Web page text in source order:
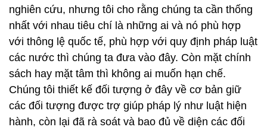
nghiên cứu, nhưng tôi cho rằng chúng ta cần thống
nhất với nhau tiêu chí là những ai và nó phù hợp
với thông lệ quốc tế, phù hợp với quy định pháp luật
các nước thì chúng ta đưa vào đây. Còn mặt chính
sách hay mặt tâm thì không ai muốn hạn chế.
Chúng tôi thiết kế đối tượng ở đây về cơ bản giữ
các đối tượng được trợ giúp pháp lý như luật hiện
hành, còn lại đã rà soát và bao đủ về diện các đối